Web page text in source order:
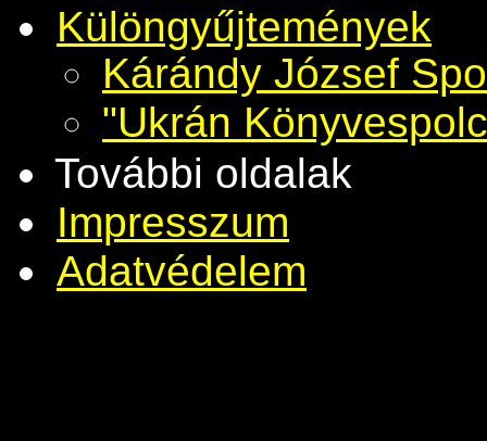
Különgyűjtemények
Kárándy József
"Ukrán
További oldalak
Impresszum
Adatvédelem